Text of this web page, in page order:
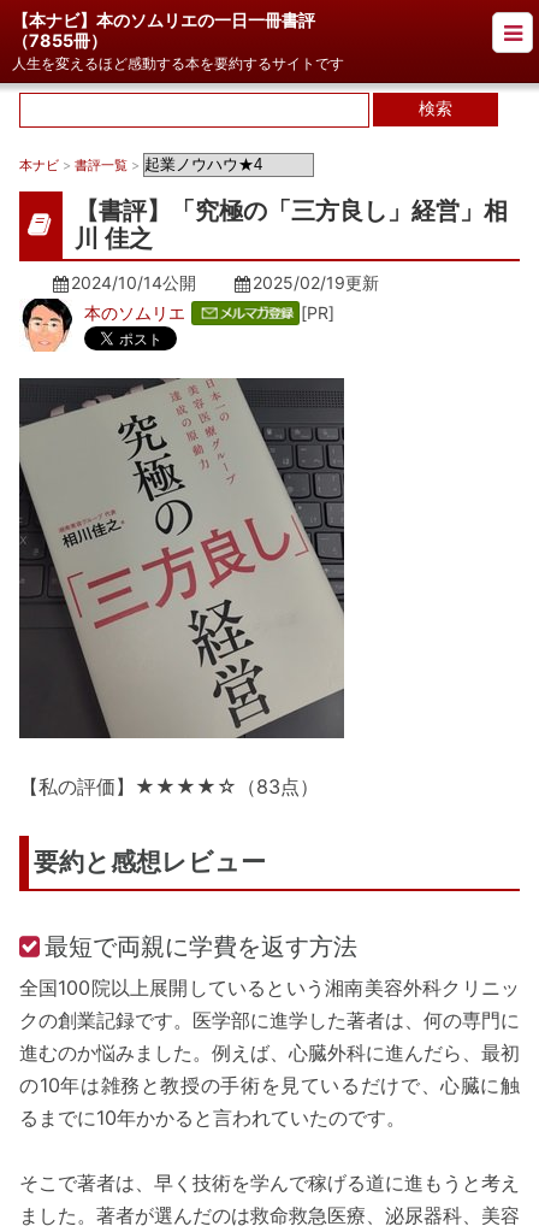
【本ナビ】本のソムリエの一日一冊書評
（7855冊）
人生を変えるほど感動する本を要約するサイトです
本ナビ > 書評一覧 >
【書評】「究極の「三方良し」経営」相
川 佳之
2024/10/14公開 2025/02/19更新
本のソムリエ
[PR]
【私の評価】★★★★☆（83点）
要約と感想レビュー
最短で両親に学費を返す方法
全国100院以上展開しているという湘南美容外科クリニッ
クの創業記録です。医学部に進学した著者は、何の専門に
進むのか悩みました。例えば、心臓外科に進んだら、最初
の10年は雑務と教授の手術を見ているだけで、心臓に触
るまでに10年かかると言われていたのです。
そこで著者は、早く技術を学んで稼げる道に進もうと考え
ました。著者が選んだのは救命救急医療、泌尿器科、美容